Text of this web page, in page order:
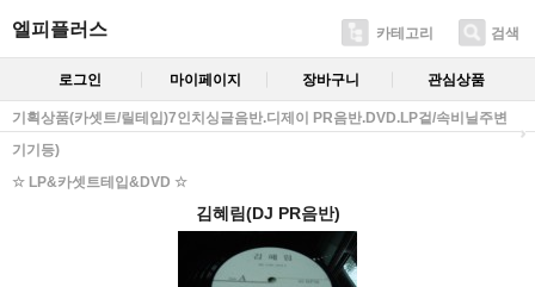
엘피플러스 카테고리 검색
로그인 마이페이지 장바구니 관심상품
기획상품(카셋트/릴테입)7인치싱글음반.디제이 PR음반.DVD.LP겉/속비닐주변
기기등)
☆ LP&카셋트테입&DVD ☆
김혜림(DJ PR음반)